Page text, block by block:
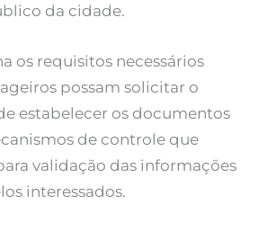
da cidade.
os requisitos necessários
possam solicitar o
estabelecer os documentos
de controle que
validação das informações
interessados.